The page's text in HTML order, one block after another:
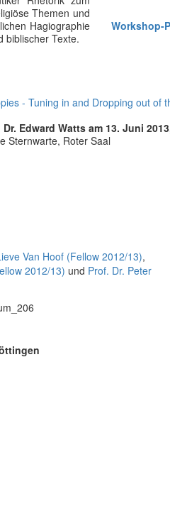
Themen und
Hagiographie
biblischer Texte.
Workshop-
- Tuning in and Dropping out of
Edward Watts am 13. Juni
Sternwarte, Roter Saal
Van Hoof (Fellow 2012/13),
2012/13) und Prof. Dr. Peter